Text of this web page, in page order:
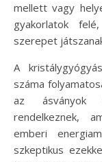
mellett vagy
gyakorlatok
szerepet
A
száma
az ásványok
rendelkeznek,
emberi
szkeptikus